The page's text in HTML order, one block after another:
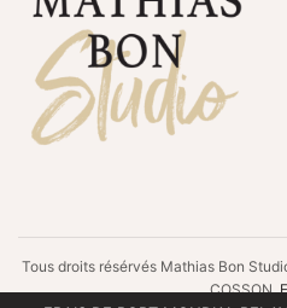
Tous droits résérvés Mathias Bon
COSSON